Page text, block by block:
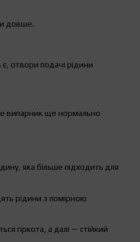
довше.
отвори подачі рідини
випарник ще нормально
яка більше підходить для
рідини з помірною
гіркота, а далі — стійкий